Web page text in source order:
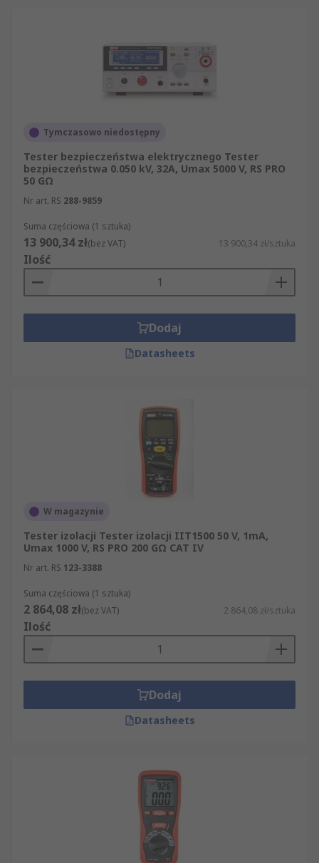
błyskawiczną dostawę tysięcy pozycji z naszej
oferty. Oferujemy wyłącznie artykuły, które
pomyślnie przeszły rygorystyczne testy
robić zakupy, wiedząc, że naszym celem jest
zapewnienie Państwu najwyższej klasy
produktów i usług.
Tymczasowo niedostępny
Tester bezpieczeństwa elektrycznego Tester
bezpieczeństwa 0.050 kV, 32A, Umax 5000 V, RS PRO
50 GΩ
Nr art. RS 288-9859
Suma częściowa (1 sztuka)
13 900,34 zł(bez VAT) 13 900,34 zł/sztuka
Ilość
Dodaj
Datasheets
W magazynie
Tester izolacji Tester izolacji IIT1500 50 V, 1mA,
Umax 1000 V, RS PRO 200 GΩ CAT IV
Nr art. RS 123-3388
Suma częściowa (1 sztuka)
2 864,08 zł(bez VAT) 2 864,08 zł/sztuka
Ilość
Dodaj
Datasheets